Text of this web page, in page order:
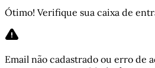
Ótimo! Verifique sua caixa de
Email não cadastrado ou erro de